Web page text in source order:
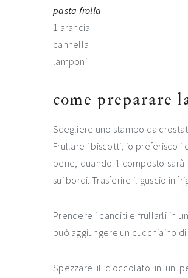
pasta frolla
1 arancia
cannella
lamponi
come preparare
Scegliere uno stampo da
Frullare i biscotti, io preferisco i
bene, quando il composto
sui bordi. Trasferire il guscio in
Prendere i canditi e frullarli in
può aggiungere un cucchiaino
Spezzare il cioccolato in un